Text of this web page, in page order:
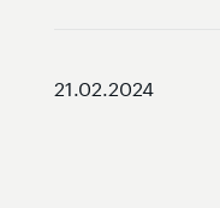
21.02.2024